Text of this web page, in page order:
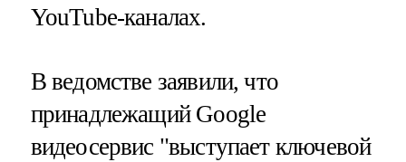
YouTube-каналах.
В ведомстве заявили, что
принадлежащий Google
видеосервис "выступает ключевой